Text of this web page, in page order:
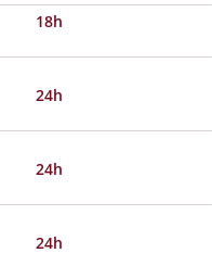
18h
24h
24h
24h